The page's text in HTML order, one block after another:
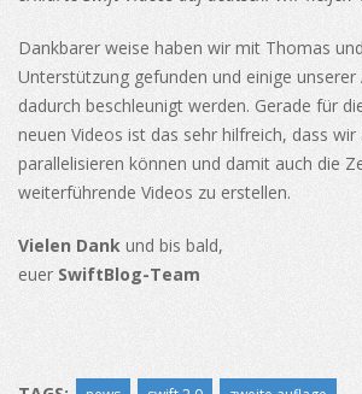
Dankbarer weise haben wir mit Thomas
Unterstützung gefunden und einige unserer
dadurch beschleunigt werden. Gerade für
neuen Videos ist das sehr hilfreich, dass
parallelisieren können und damit auch die
weiterführende Videos zu erstellen.
Vielen Dank und bis bald,
euer SwiftBlog-Team